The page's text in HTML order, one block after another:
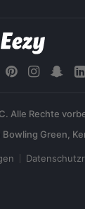
Alle Rechte